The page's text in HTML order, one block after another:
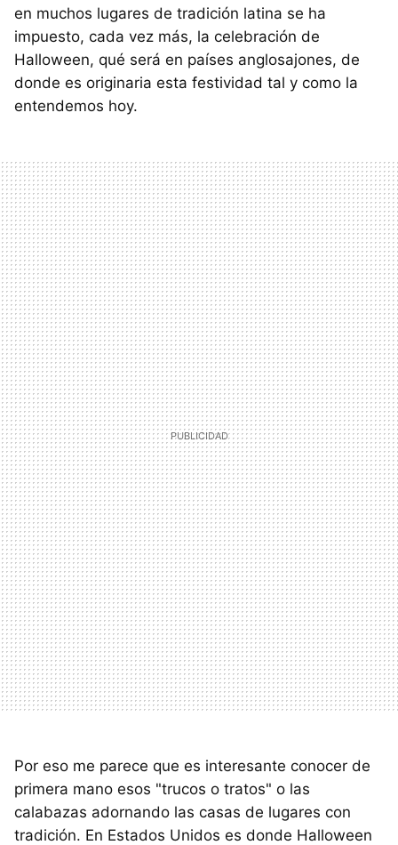
en muchos lugares de tradición latina se ha
impuesto, cada vez más, la celebración de
Halloween, qué será en países anglosajones, de
donde es originaria esta festividad tal y como la
entendemos hoy.
Por eso me parece que es interesante conocer de
primera mano esos "trucos o tratos" o las
calabazas adornando las casas de lugares con
tradición. En Estados Unidos es donde Halloween